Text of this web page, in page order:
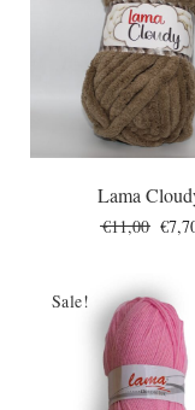
Lama
€11,00 €
Sale!